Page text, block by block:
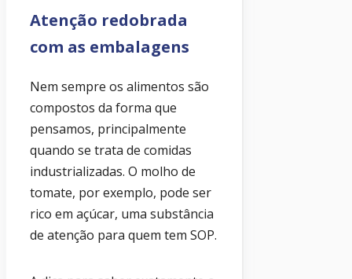
Atenção redobrada
com as embalagens
Nem sempre os alimentos são
compostos da forma que
pensamos, principalmente
quando se trata de comidas
industrializadas. O molho de
tomate, por exemplo, pode ser
rico em açúcar, uma substância
de atenção para quem tem SOP.